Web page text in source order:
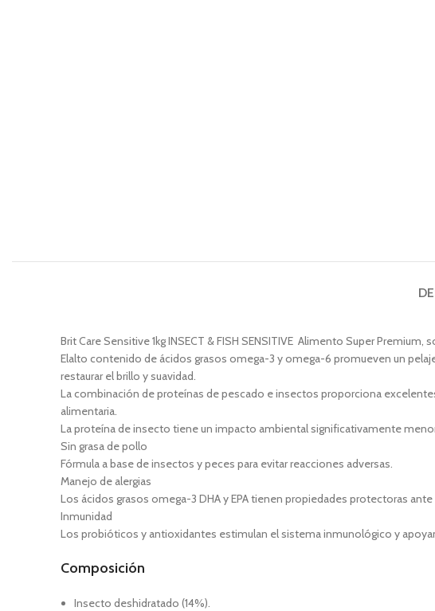
Brit Care Sensitive 1kg INSECT & FISH SENSITIVE Alimento Super
Elalto contenido de ácidos grasos omega-3 y omega-6 promueven un
restaurar el brillo y suavidad.
La combinación de proteínas de pescado e insectos proporciona
alimentaria.
La proteína de insecto tiene un impacto ambiental significativamente
Sin grasa de pollo
Fórmula a base de insectos y peces para evitar reacciones adversas.
Manejo de alergias
Los ácidos grasos omega-3 DHA y EPA tienen propiedades protectoras
Inmunidad
Los probióticos y antioxidantes estimulan el sistema inmunológico y
Composición
Insecto deshidratado (14%).